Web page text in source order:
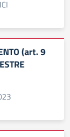
(art. 9